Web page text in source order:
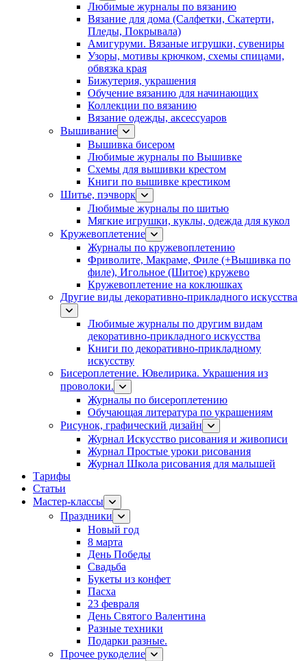
Любимые журналы по вязанию
Вязание для дома (Салфетки, Скатерти,
Пледы, Покрывала)
Амигуруми. Вязаные игрушки, сувениры
Узоры, мотивы крючком, схемы спицами,
обвязка края
Бижутерия, украшения
Обучение вязанию для начинающих
Коллекции по вязанию
Вязание одежды, аксессуаров
Вышивание
Вышивка бисером
Любимые журналы по Вышивке
Схемы для вышивки крестом
Книги по вышивке крестиком
Шитье, пэчворк
Любимые журналы по шитью
Мягкие игрушки, куклы, одежда для кукол
Кружевоплетение
Журналы по кружевоплетению
Фриволите, Макраме, Филе (+Вышивка по
филе), Игольное (Шитое) кружево
Кружевоплетение на коклюшках
Другие виды декоративно-прикладного искусства
Любимые журналы по другим видам
декоративно-прикладного искусства
Книги по декоративно-прикладному
искусству
Бисероплетение. Ювелирика. Украшения из
проволоки.
Журналы по бисероплетению
Обучающая литература по украшениям
Рисунок, графический дизайн
Журнал Искусство рисования и живописи
Журнал Простые уроки рисования
Журнал Школа рисования для малышей
Тарифы
Статьи
Мастер-классы
Праздники
Новый год
8 марта
День Победы
Свадьба
Букеты из конфет
Пасха
23 февраля
День Святого Валентина
Разные техники
Подарки разные.
Прочее рукоделие